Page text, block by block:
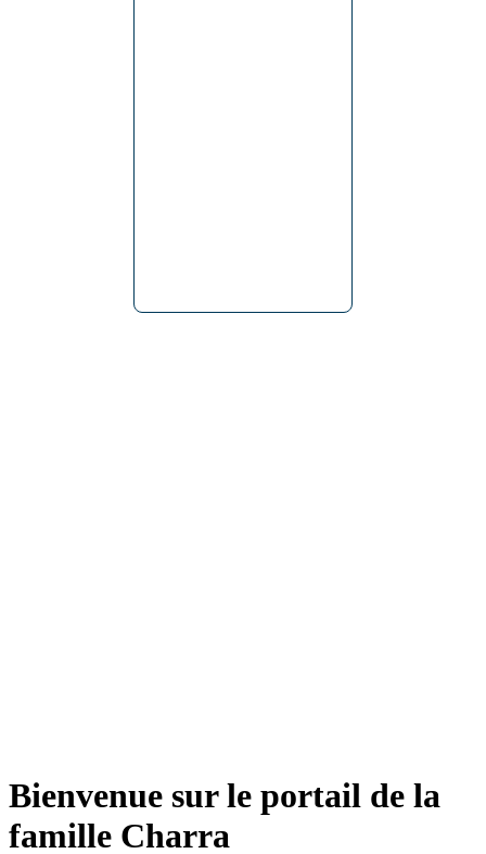
Bienvenue sur le portail de la
famille Charra